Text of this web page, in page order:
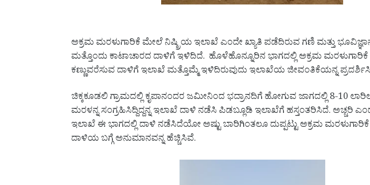
ಅಕ್ರಮ ಮರಳುಗಾರಿಕೆ ಮೇಲೆ ನಿಷ್ಕ್ರಿಯ ಇಲಾಖೆ ಎಂದೇ ಖ್ಯಾತಿ ಪಡೆದಿರುವ ಗಣಿ ಮತ್ತು
ಮತ್ತೊಂದು ಕಾಟಾಚಾರದ ದಾಳಿಗೆ ಇಳಿದಿದೆ. ಹೊಳೆಹೊನ್ನೂರಿನ ಭಾಗದಲ್ಲಿ ಅಕ್ರಮ ಮರಳುಗಾರಿಕೆ
ಕಣ್ಣುವರೆಸುವ ದಾಳಿಗೆ ಇಲಾಖೆ ಮತ್ತೊಮ್ಮೆ ಇಳಿದಿರುವುದು ಇಲಾಖೆಯ ಜೀವಂತಿಕೆಯನ್ನ
ಚಿಕ್ಕಕೂಡಲಿ ಗ್ರಾಮದಲ್ಲಿ ಕೃಪಾನಂದರ ಜಮೀನಿಂದ ಭದ್ರಾನದಿಗೆ ಹೋಗುವ ಜಾಗದಲ್ಲಿ 8-10
ಮರಳನ್ನ ಸಂಗ್ರಹಿಸಿದ್ದಿದ್ದನ್ನ ಇಲಾಖೆ ದಾಳಿ ನಡೆಸಿ ಪಿಡಬ್ಲೂಡಿ ಇಲಾಖೆಗೆ ಹಸ್ತಂತರಿಸಿದೆ. ಅಚ್ಚರಿ
ಇಲಾಖೆ ಈ ಭಾಗದಲ್ಲಿ ದಾಳಿ ನಡೆಸಿದೆಯೋ ಅಷ್ಟು ಬಾರಿಗಿಂತಲೂ ದುಪ್ಪಟ್ಟು ಅಕ್ರಮ
ದಾಳಿಯ ಬಗ್ಗೆ ಅನುಮಾನವನ್ನ ಹೆಚ್ಚಿಸಿವೆ.